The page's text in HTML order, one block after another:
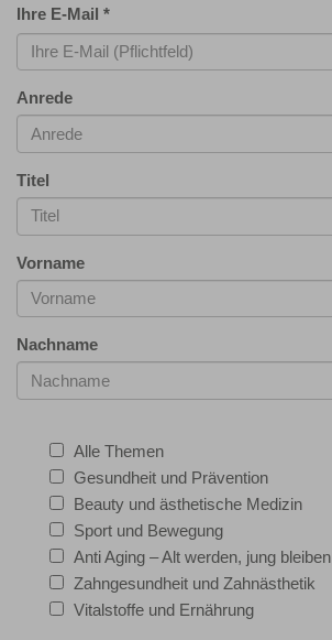
Ihre E-Mail *
Anrede
Titel
Vorname
Nachname
Alle Themen
Gesundheit und Prävention
Beauty und ästhetische Medizin
Sport und Bewegung
Anti Aging – Alt werden, jung bleiben
Zahngesundheit und Zahnästhetik
Vitalstoffe und Ernährung